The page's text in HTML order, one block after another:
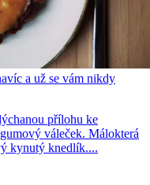
a už se vám nikdy
přílohu ke
váleček. Málokterá
kynutý knedlík....